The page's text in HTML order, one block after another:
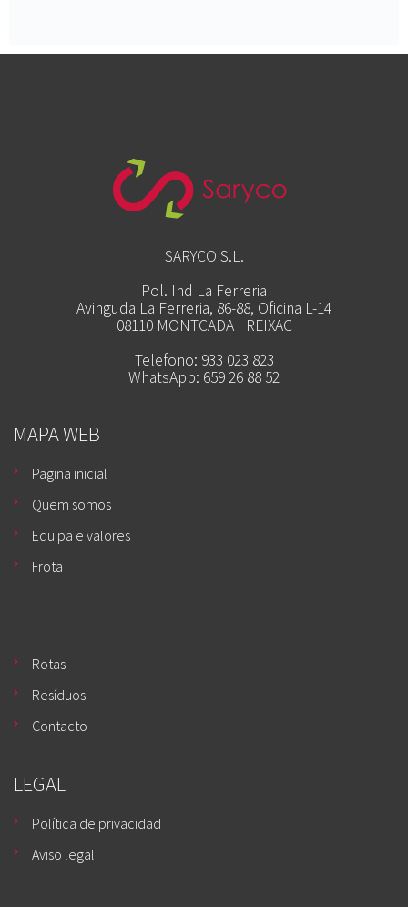
SARYCO S.L.
Pol. Ind La Ferreria
Avinguda La Ferreria, 86-88, Oficina L-14
08110 MONTCADA I REIXAC
Telefono: 933 023 823
WhatsApp: 659 26 88 52
MAPA WEB
Pagina inicial
Quem somos
Equipa e valores
Frota
Rotas
Resíduos
Contacto
LEGAL
Política de privacidad
Aviso legal